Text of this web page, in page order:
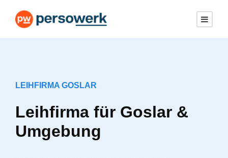
LEIHFIRMA GOSLAR
Leihfirma für Goslar &
Umgebung